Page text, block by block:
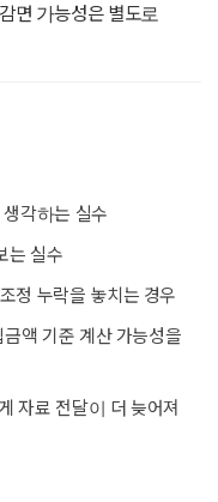
면 가능성은 별도로
각하는 실수
는 실수
정 누락을 놓치는 경우
액 기준 계산 가능성을
자료 전달이 더 늦어져